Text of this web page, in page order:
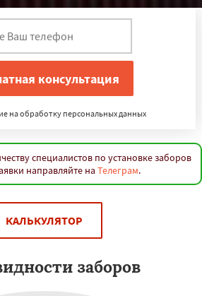
на обработку персональных данных
специалистов по установке заборов
направляйте на Телеграм.
КАЛЬКУЛЯТОР
заборов